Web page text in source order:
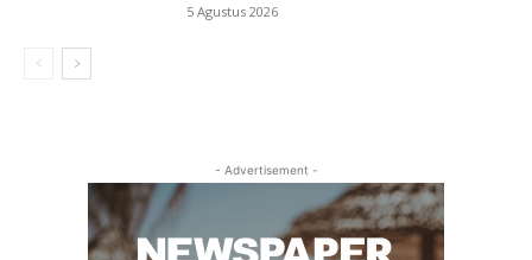
5 Agustus 2026
- Advertisement -